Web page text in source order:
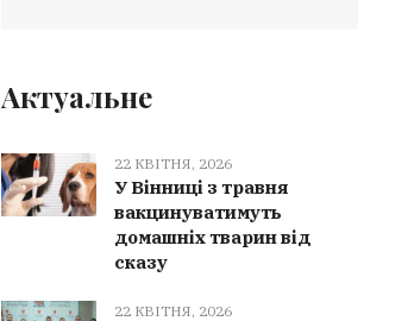
НОВИНИ ВІННИЦІ
Актуальне
22 КВІТНЯ, 2026
У Вінниці з травня
вакцинуватимуть
домашніх тварин від
сказу
22 КВІТНЯ, 2026